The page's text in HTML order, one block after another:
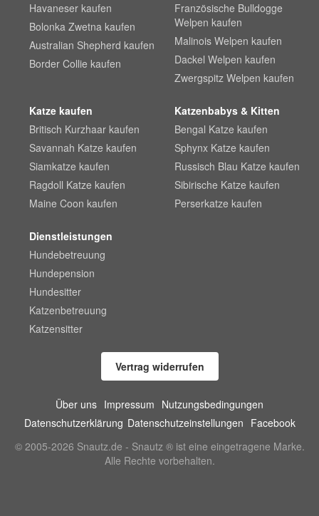
Havaneser kaufen
Bolonka Zwetna kaufen
Australian Shepherd kaufen
Border Collie kaufen
Französische Bulldogge
Welpen kaufen
Malinois Welpen kaufen
Dackel Welpen kaufen
Zwergspitz Welpen kaufen
Katze kaufen
Britisch Kurzhaar kaufen
Savannah Katze kaufen
Siamkatze kaufen
Ragdoll Katze kaufen
Maine Coon kaufen
Katzenbabys & Kitten
Bengal Katze kaufen
Sphynx Katze kaufen
Russisch Blau Katze kaufen
Sibirische Katze kaufen
Perserkatze kaufen
Dienstleistungen
Hundebetreuung
Hundepension
Hundesitter
Katzenbetreuung
Katzensitter
Vertrag widerrufen
Über uns Impressum Nutzungsbedingungen
Datenschutzerklärung Datenschutzeinstellungen Facebook
© 2005-2026 Snautz.de - Snautz ® ist eine eingetragene Marke.
Alle Rechte vorbehalten.